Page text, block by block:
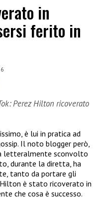
in
ferito in
Perez Hilton ricoverato
è lui in pratica ad
Il noto blogger però,
letteralmente sconvolto
durante la diretta, ha
tanto da portare gli
è stato ricoverato in
che cosa è successo.